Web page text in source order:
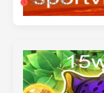
2026-05-30